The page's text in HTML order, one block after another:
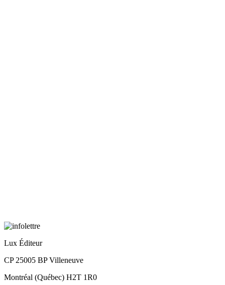
Lux Éditeur
CP 25005 BP Villeneuve
Montréal (Québec) H2T 1R0